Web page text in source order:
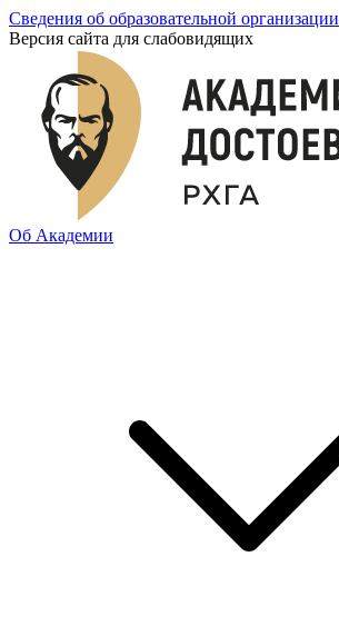
Сведения об образовательной организации
Версия сайта для слабовидящих
Об Академии